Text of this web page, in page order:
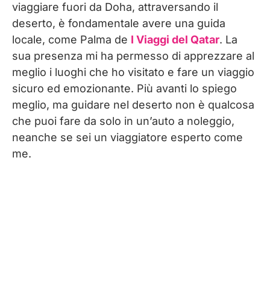
viaggiare fuori da Doha, attraversando il
deserto, è fondamentale avere una guida
locale, come Palma de I Viaggi del Qatar. La
sua presenza mi ha permesso di apprezzare al
meglio i luoghi che ho visitato e fare un viaggio
sicuro ed emozionante. Più avanti lo spiego
meglio, ma guidare nel deserto non è qualcosa
che puoi fare da solo in un’auto a noleggio,
neanche se sei un viaggiatore esperto come
me.